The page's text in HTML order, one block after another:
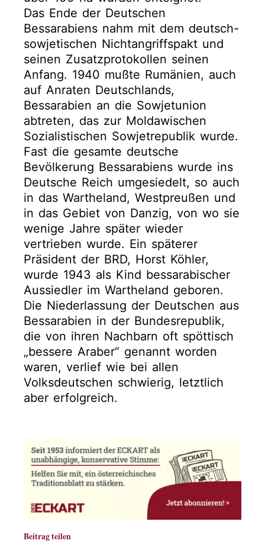
Das Ende der Deutschen
Bessarabiens nahm mit dem deutsch-
sowjetischen Nichtangriffspakt und
seinen Zusatzprotokollen seinen
Anfang. 1940 mußte Rumänien, auch
auf Anraten Deutschlands,
Bessarabien an die Sowjetunion
abtreten, das zur Moldawischen
Sozialistischen Sowjetrepublik wurde.
Fast die gesamte deutsche
Bevölkerung Bessarabiens wurde ins
Deutsche Reich umgesiedelt, so auch
in das Wartheland, Westpreußen und
in das Gebiet von Danzig, von wo sie
wenige Jahre später wieder
vertrieben wurde. Ein späterer
Präsident der BRD, Horst Köhler,
wurde 1943 als Kind bessarabischer
Aussiedler im Wartheland geboren.
Die Niederlassung der Deutschen aus
Bessarabien in der Bundesrepublik,
die von ihren Nachbarn oft spöttisch
„bessere Araber“ genannt worden
waren, verlief wie bei allen
Volksdeutschen schwierig, letztlich
aber erfolgreich.
Beitrag teilen